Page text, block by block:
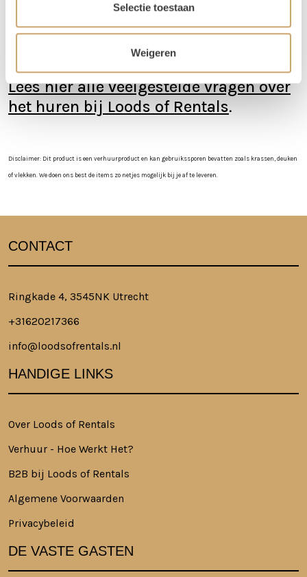
Selectie toestaan
Weigeren
orderbedrag boven de €300 krijg je korting op de
transportkosten.
moeten we deze kosten wel in rekening brengen
Lees hier alle veelgestelde vragen over
het huren bij Loods of Rentals.
Disclaimer: Dit product is een verhuurproduct en kan gebruikssporen bevatten zoals krassen, deuken
of vlekken. We doen ons best de items zo netjes mogelijk bij je af te leveren.
CONTACT
Ringkade 4, 3545NK Utrecht
+31620217366
info@loodsofrentals.nl
HANDIGE LINKS
Over Loods of Rentals
Verhuur - Hoe Werkt Het?
B2B bij Loods of Rentals
Algemene Voorwaarden
Privacybeleid
DE VASTE GASTEN